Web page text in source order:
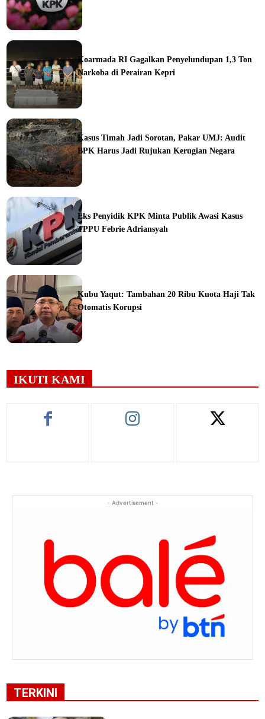
Koarmada RI Gagalkan Penyelundupan 1,3 Ton
Narkoba di Perairan Kepri
Kasus Timah Jadi Sorotan, Pakar UMJ: Audit
BPK Harus Jadi Rujukan Kerugian Negara
Eks Penyidik KPK Minta Publik Awasi Kasus
TPPU Febrie Adriansyah
Kubu Yaqut: Tambahan 20 Ribu Kuota Haji Tak
Otomatis Korupsi
IKUTI KAMI
- Advertisement -
TERKINI